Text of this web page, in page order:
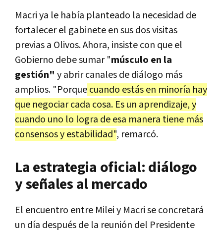
Macri ya le había planteado la necesidad de
fortalecer el gabinete en sus dos visitas
previas a Olivos. Ahora, insiste con que el
Gobierno debe sumar "músculo en la
gestión" y abrir canales de diálogo más
amplios. "Porquecuando estás en minoría hay
que negociar cada cosa. Es un aprendizaje, y
cuando uno lo logra de esa manera tiene más
consensos y estabilidad", remarcó.
La estrategia oficial: diálogo
y señales al mercado
El encuentro entre Milei y Macri se concretará
un día después de la reunión del Presidente